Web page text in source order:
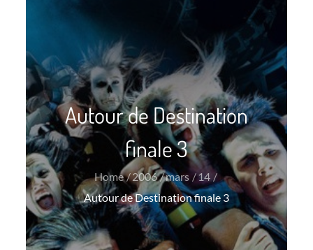
Autour de Destination
finale 3
Home 2006 mars
14
Autour de Destination finale 3